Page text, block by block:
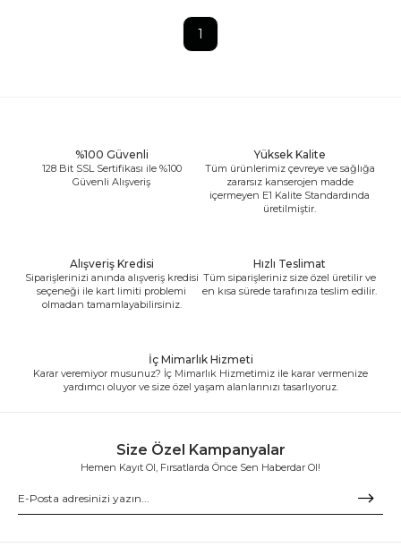
1
%100 Güvenli
128 Bit SSL Sertifikası ile %100
Güvenli Alışveriş
Yüksek Kalite
Tüm ürünlerimiz çevreye ve sağlığa
zararsız kanserojen madde
içermeyen E1 Kalite Standardında
üretilmiştir.
Alışveriş Kredisi
Siparişlerinizi anında alışveriş kredisi
seçeneği ile kart limiti problemi
olmadan tamamlayabilirsiniz.
Hızlı Teslimat
Tüm siparişleriniz size özel üretilir ve
en kısa sürede tarafınıza teslim edilir.
İç Mimarlık Hizmeti
Karar veremiyor musunuz? İç Mimarlık Hizmetimiz ile karar vermenize
yardımcı oluyor ve size özel yaşam alanlarınızı tasarlıyoruz.
Size Özel Kampanyalar
Hemen Kayıt Ol, Fırsatlarda Önce Sen Haberdar Ol!